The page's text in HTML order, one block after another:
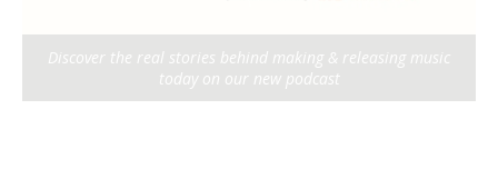
Discover the real stories behind making & releasing music
today on our new podcast